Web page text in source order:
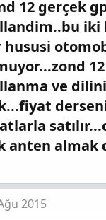
12 gerçek
iki
hususi
ve
anten almak
2015